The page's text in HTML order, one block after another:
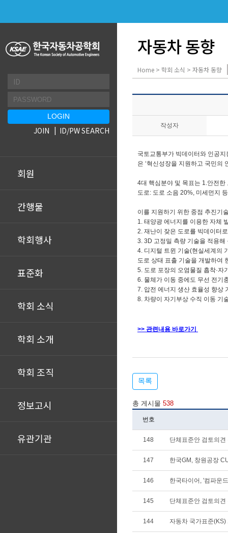
회원
간행물
학회행사
표준화
학회 소식
학회 소개
학회 조직
정보고시
유관기관
JOIN ID/PW SEARCH
자동차 동향
Home > 학회 소식 > 자동차 동향
작성자
국토교통부가 빅데이터와 인공지
은 ‘혁신성장을 지원하고 국민의
4대 핵심분야 및 목표는 1.안전한
도로: 도로 소음 20%, 미세먼지
이를 지원하기 위한 중점 추진기
1. 태양광 에너지를 이용한 자체
2. 재난이 잦은 도로를 빅데이터
3. 3D 고정밀 측량 기술을 적용
4. 디지털 트윈 기술(현실세계의
도로 상태 표출 기술을 개발하여
5. 도로 포장의 오염물질 흡착·자
6. 물체가 이동 중에도 무선 전기
7. 압전 에너지 생산 효율성 향상
8. 차량이 자기부상 수직 이동 기
>> 관련내용 바로가기
목록
총 게시물 538
번호
148 단체표준안 검토의견
147 한국GM, 창원공장
146 한국타이어, '컴파운
145 단체표준안 검토의견
144 자동차 국가표준